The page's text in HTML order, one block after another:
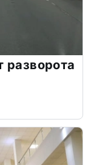
разворота